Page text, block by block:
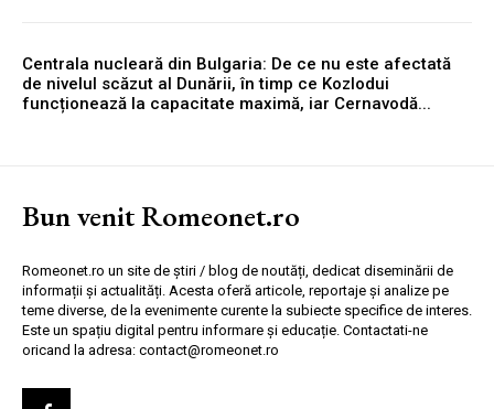
Centrala nucleară din Bulgaria: De ce nu este afectată
de nivelul scăzut al Dunării, în timp ce Kozlodui
funcționează la capacitate maximă, iar Cernavodă...
Bun venit Romeonet.ro
Romeonet.ro un site de știri / blog de noutăți, dedicat diseminării de
informații și actualități. Acesta oferă articole, reportaje și analize pe
teme diverse, de la evenimente curente la subiecte specifice de interes.
Este un spațiu digital pentru informare și educație. Contactati-ne
oricand la adresa: contact@romeonet.ro